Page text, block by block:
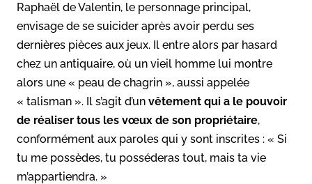
Raphaël de Valentin, le personnage principal,
envisage de se suicider après avoir perdu ses
dernières pièces aux jeux. Il entre alors par hasard
chez un antiquaire, où un vieil homme lui montre
alors une « peau de chagrin », aussi appelée
« talisman ». Il s’agit d’un vêtement qui a le pouvoir
de réaliser tous les vœux de son propriétaire,
conformément aux paroles qui y sont inscrites : « Si
tu me possèdes, tu posséderas tout, mais ta vie
m’appartiendra. »